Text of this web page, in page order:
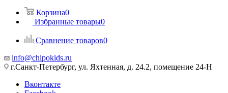
Корзина0
Избранные товары0
Сравнение товаров0
info@chipokids.ru
г.Санкт-Петербург, ул. Яхтенная, д. 24.2, помещение 24-Н
Вконтакте